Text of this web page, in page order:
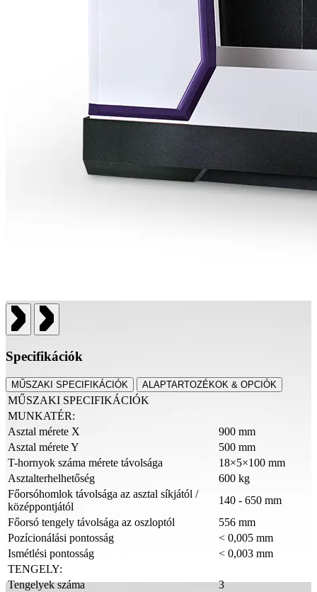
Specifikációk
MŰSZAKI SPECIFIKÁCIÓK ALAPTARTOZÉKOK & OPCIÓK
MŰSZAKI SPECIFIKÁCIÓK
MUNKATÉR:
Asztal mérete X
900 mm
Asztal mérete Y
500 mm
T-hornyok száma mérete távolsága
18×5×100 mm
Asztalterhelhetőség
600 kg
Főorsóhomlok távolsága az asztal síkjától /
középpontjától
140 - 650 mm
Főorsó tengely távolsága az oszloptól
556 mm
Pozícionálási pontosság
< 0,005 mm
Ismétlési pontosság
< 0,003 mm
TENGELY:
Tengelyek száma
3